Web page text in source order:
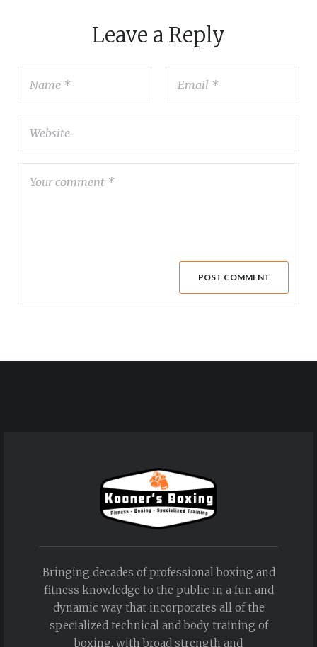
Leave a Reply
Bringing decades of professional boxing and
fitness knowledge to the public in a fun and
dynamic way that incorporates all of the
specialized technical and body training of
boxing, with broad strength and